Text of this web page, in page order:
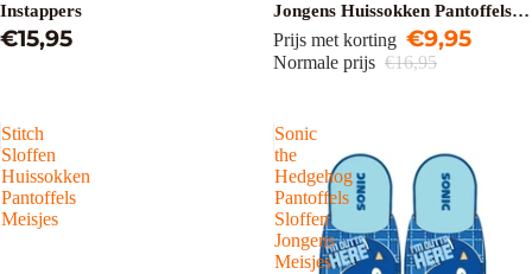
Instappers
€15,95
Jongens Huissokken Pantoffels
Meisjes
Prijs met korting €9,95
Normale prijs €16,95
Stitch
Sloffen
Huissokken
Pantoffels
Meisjes
Sonic
the
Hedgehog
Pantoffels
Sloffen
Jongens
Meisjes